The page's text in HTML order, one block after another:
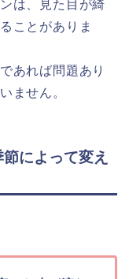
は、見た目が綺
ことがありま
あれば問題あり
ません。
によって変え